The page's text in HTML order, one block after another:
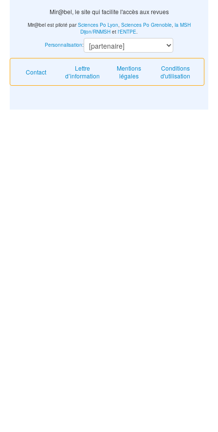
Mir@bel, le site qui facilite l'accès aux revues
Contact
Lettre
d’information
Mentions
légales
Conditions
d'utilisation
Mir@bel est piloté parSciences Po Lyon, Sciences Po Grenoble, la MSH
Dijon/RNMSH et l'ENTPE.
Personnalisation: